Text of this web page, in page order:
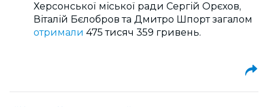
Херсонської міської ради Сергій Орєхов,
Віталій Бєлобров та Дмитро Шпорт загалом
отримали 475 тисяч 359 гривень.